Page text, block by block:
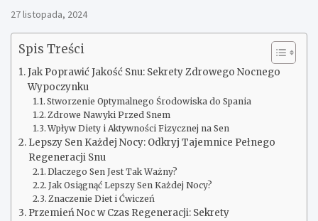
27 listopada, 2024
Spis Treści
Jak Poprawić Jakość Snu: Sekrety Zdrowego Nocnego
Wypoczynku
Stworzenie Optymalnego Środowiska do Spania
Zdrowe Nawyki Przed Snem
Wpływ Diety i Aktywności Fizycznej na Sen
Lepszy Sen Każdej Nocy: Odkryj Tajemnice Pełnego
Regeneracji Snu
Dlaczego Sen Jest Tak Ważny?
Jak Osiągnąć Lepszy Sen Każdej Nocy?
Znaczenie Diet i Ćwiczeń
Przemień Noc w Czas Regeneracji: Sekrety